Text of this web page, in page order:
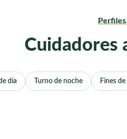
Perfiles
Cuidadores
día Turno de noche Fines